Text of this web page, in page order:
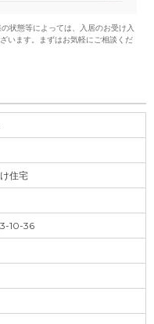
状態等によっては、入居のお受け入
います。まずはお気軽にご相談くだ
住宅
10-36